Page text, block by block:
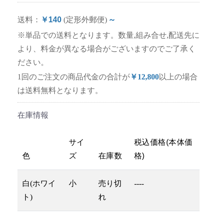
送料： ￥140 (定形外郵便) ～
※単品での送料となります。数量,組み合せ,配送先に
より、料金が異なる場合がございますのでご了承く
ださい。
1回のご注文の商品代金の合計が￥12,800以上の場合
は送料無料となります。
在庫情報
色
サイ
ズ
在庫数
税込価格(本体価
格)
白(ホワイ
ト)
小
売り切
れ
----